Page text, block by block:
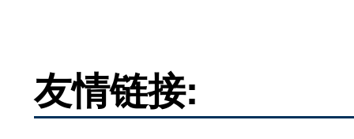
友情链接: